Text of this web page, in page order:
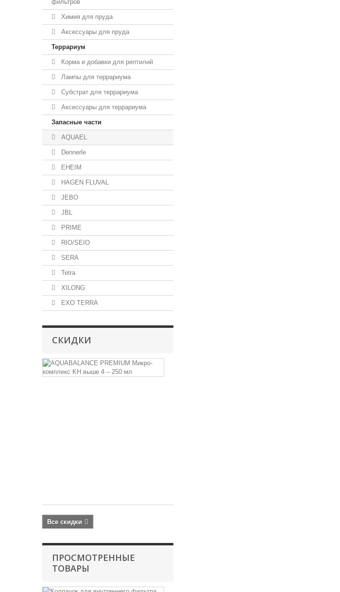
фильтров
Химия для пруда
Аксессуары для пруда
Террариум
Корма и добавки для рептилий
Лампы для террариума
Субстрат для террариума
Аксессуары для террариума
Запасные части
AQUAEL
Dennerle
EHEIM
HAGEN FLUVAL
JEBO
JBL
PRIME
RIO/SEIO
SERA
Tetra
XILONG
EXO TERRA
СКИДКИ
Все скидки
ПРОСМОТРЕННЫЕ
ТОВАРЫ